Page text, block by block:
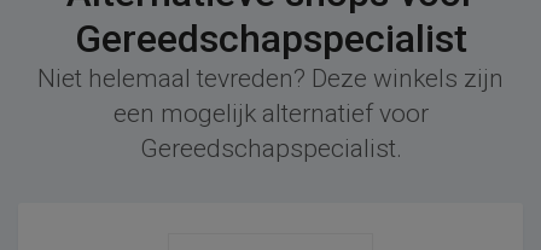
Gereedschapspecialist
Niet helemaal tevreden? Deze winkels zijn
een mogelijk alternatief voor
Gereedschapspecialist.